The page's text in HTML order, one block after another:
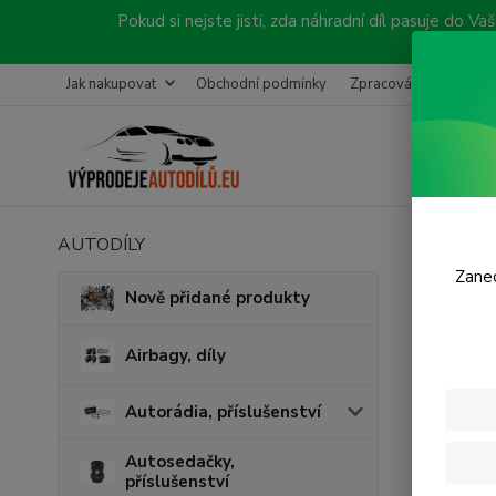
Pokud si nejste jisti, zda náhradní díl pasuje do
Jak nakupovat Obchodní podmínky Zpracování objednávky
AUTODÍLY
Nově přidané produkty
Airbagy, díly
Autorádia, příslušenství
Autosedačky,
příslušenství